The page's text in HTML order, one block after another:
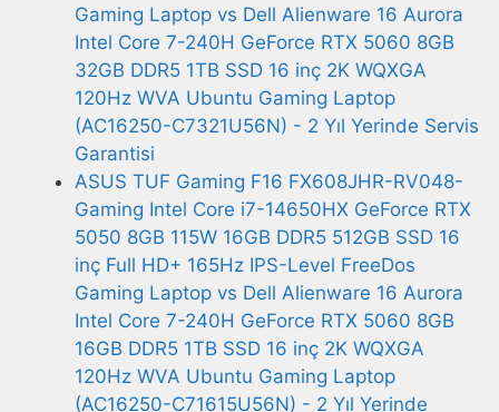
Gaming Laptop vs Dell Alienware 16 Aurora
Intel Core 7-240H GeForce RTX 5060 8GB
32GB DDR5 1TB SSD 16 inç 2K WQXGA
120Hz WVA Ubuntu Gaming Laptop
(AC16250-C7321U56N) - 2 Yıl Yerinde Servis
Garantisi
ASUS TUF Gaming F16 FX608JHR-RV048-
Gaming Intel Core i7-14650HX GeForce RTX
5050 8GB 115W 16GB DDR5 512GB SSD 16
inç Full HD+ 165Hz IPS-Level FreeDos
Gaming Laptop vs Dell Alienware 16 Aurora
Intel Core 7-240H GeForce RTX 5060 8GB
16GB DDR5 1TB SSD 16 inç 2K WQXGA
120Hz WVA Ubuntu Gaming Laptop
(AC16250-C71615U56N) - 2 Yıl Yerinde